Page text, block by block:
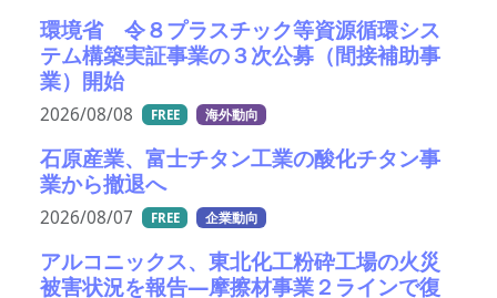
環境省 令８プラスチック等資源循環シス
テム構築実証事業の３次公募（間接補助事
業）開始
2026/08/08 FREE 海外動向
石原産業、富士チタン工業の酸化チタン事
業から撤退へ
2026/08/07 FREE 企業動向
アルコニックス、東北化工粉砕工場の火災
被害状況を報告―摩擦材事業２ラインで復